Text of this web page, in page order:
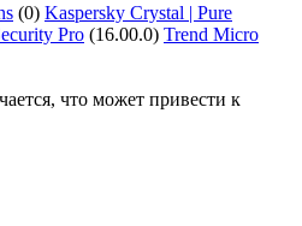
(0) Kaspersky Crystal | Pure
Pro (16.00.0) Trend Micro
что может привести к